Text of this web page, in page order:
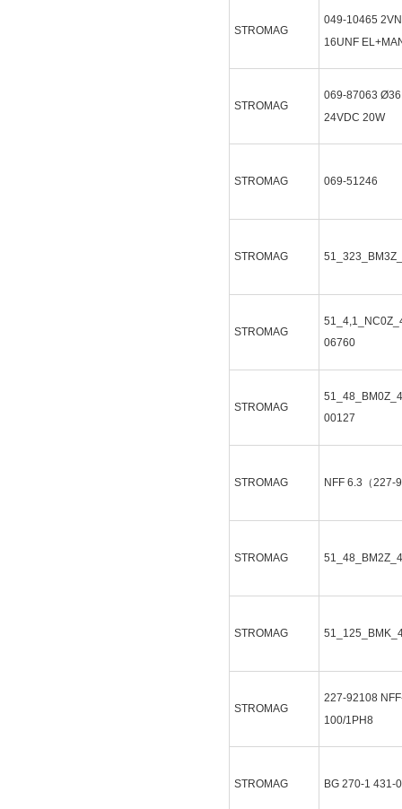
STROMAG
049-10465
16UNF
STROMAG
069-87063 Ø36
24VDC 20W
STROMAG 069-51246
STROMAG
STROMAG
06760
STROMAG
00127
STROMAG NFF 6.3（227-
STROMAG
STROMAG
STROMAG
227-92108
100/1PH8
STROMAG BG 270-1 431-